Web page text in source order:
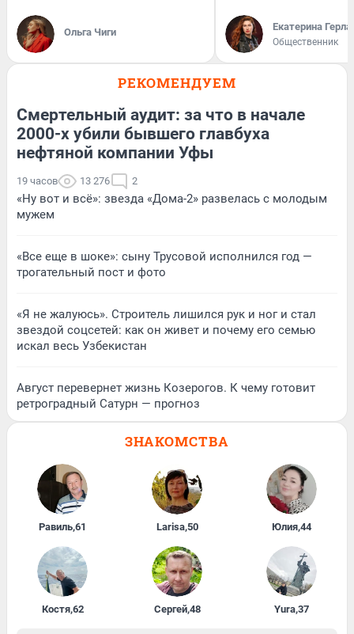
Ольга Чиги Екатерина
Общественник
РЕКОМЕНДУЕМ
Смертельный аудит: за что в начале
2000-х убили бывшего главбуха
нефтяной компании Уфы
19 часов 13 276 2
«Ну вот и всё»: звезда «Дома-2» развелась с молодым
мужем
«Все еще в шоке»: сыну Трусовой исполнился год —
трогательный пост и фото
«Я не жалуюсь». Строитель лишился рук и ног и стал
звездой соцсетей: как он живет и почему его семью
искал весь Узбекистан
Август перевернет жизнь Козерогов. К чему готовит
ретроградный Сатурн — прогноз
ЗНАКОМСТВА
Равиль,61 Larisa,50 Юлия,44
Костя,62 Сергей,48 Yura,37